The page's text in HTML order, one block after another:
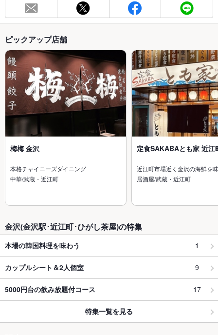
ピックアップ店舗
梅梅 金沢
本格チャイニーズダイニング
中華/武蔵・近江町
定食SAKABAとも家 近江
近江町市場近く金沢の海鮮を
居酒屋/武蔵・近江町
金沢(金沢駅･近江町･ひがし茶屋)の特集
本場の韓国料理を味わう 1
カップルシート＆2人個室 9
5000円台の飲み放題付コース 17
特集一覧を見る